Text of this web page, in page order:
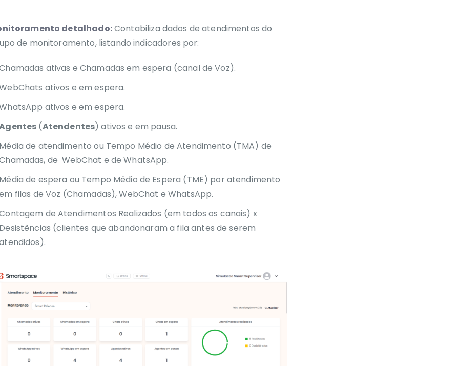
detalhado:Contabiliza dados de atendimentos do
de monitoramento, listando indicadores por:
ativas e Chamadas em espera (canal de Voz).
ativos e em espera.
ativos e em espera.
(Atendentes) ativos e em pausa.
Média de atendimento ou Tempo Médio de Atendimento (TMA) de
de WebChat e de WhatsApp.
Média de espera ou Tempo Médio de Espera (TME) por atendimento
filas de Voz (Chamadas), WebChat e WhatsApp.
de Atendimentos Realizados (em todos os canais) x
Desistências (clientes que abandonaram a fila antes de serem